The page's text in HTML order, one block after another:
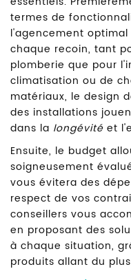
termes de
l'agencement
chaque recoin, tant
plomberie que pour
climatisation ou de
matériaux, le design
des installations
dans la longévité et
Ensuite, le budget
soigneusement
vous évitera des
respect de vos
conseillers vous
en proposant des
à chaque situation,
produits allant du